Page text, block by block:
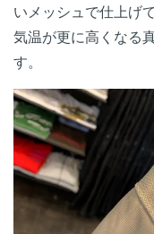
いメッシュで仕上げて
気温が更に高くなる
す。